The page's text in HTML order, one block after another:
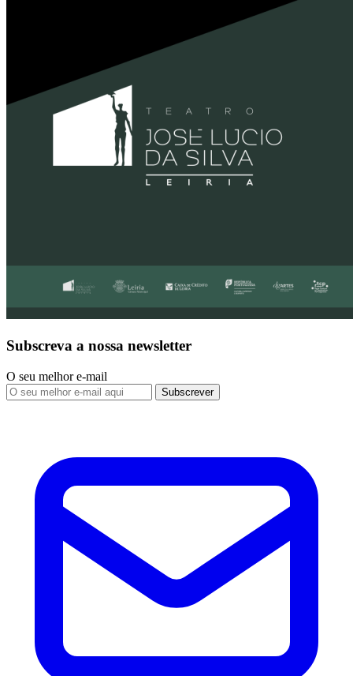
Subscreva a nossa newsletter
O seu melhor e-mail
Subscrever